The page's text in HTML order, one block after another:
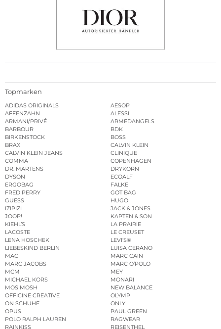
Topmarken
ADIDAS ORIGINALS
AESOP
AFFENZAHN
ALESSI
ARMANI/PRIVÉ
ARMEDANGELS
BARBOUR
BDK
BIRKENSTOCK
BOSS
BRAX
CALVIN KLEIN
CALVIN KLEIN JEANS
CLINIQUE
COMMA
COPENHAGEN
DR. MARTENS
DRYKORN
DYSON
ECOALF
ERGOBAG
FALKE
FRED PERRY
GOT BAG
GUESS
HUGO
IZIPIZI
JACK & JONES
JOOP!
KAPTEN & SON
KIEHL’S
LA PRAIRIE
LACOSTE
LE CREUSET
LENA HOSCHEK
LEVI’S®
LIEBESKIND BERLIN
LUISA CERANO
MAC
MARC CAIN
MARC JACOBS
MARC O’POLO
MCM
MEY
MICHAEL KORS
MONARI
MOS MOSH
NEW BALANCE
OFFICINE CREATIVE
OLYMP
ON SCHUHE
ONLY
OPUS
PAUL GREEN
POLO RALPH LAUREN
RAGWEAR
RAINKISS
REISENTHEL